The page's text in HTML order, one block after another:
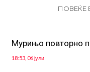
ПОВЕЌЕ
Мурињо повторно
18:53, 06 јули